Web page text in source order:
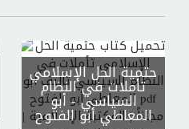
حتمية الحل الإسلامي
تأملات في النظام
السياسي - أبو
المعاطي أبو الفتوح